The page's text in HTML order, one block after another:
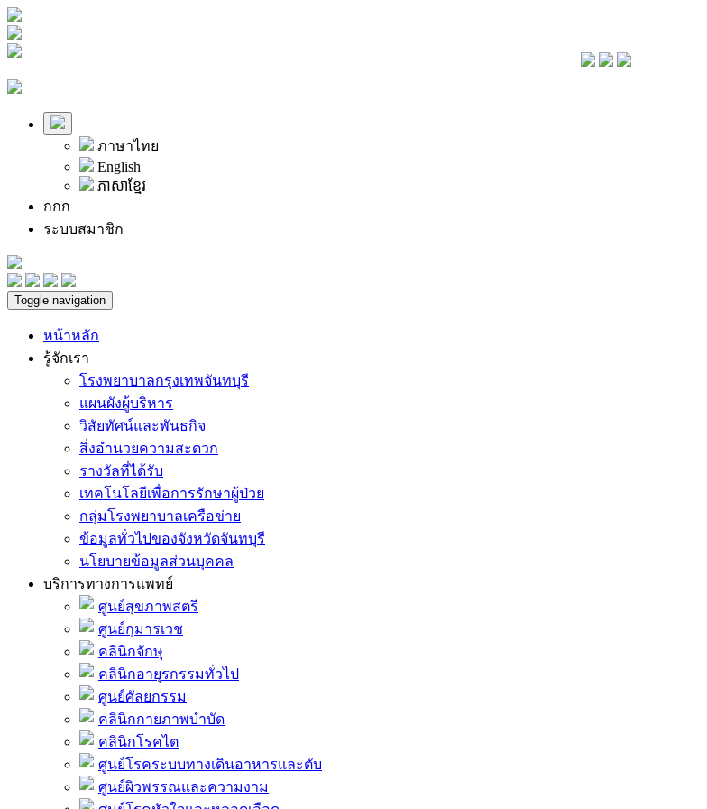
ภาษาไทย
English
ភាសាខ្មែរ
กกก
ระบบสมาชิก
Toggle navigation
หน้าหลัก
รู้จักเรา
โรงพยาบาลกรุงเทพจันทบุรี
แผนผังผู้บริหาร
วิสัยทัศน์และพันธกิจ
สิ่งอำนวยความสะดวก
รางวัลที่ได้รับ
เทคโนโลยีเพื่อการรักษาผู้ป่วย
กลุ่มโรงพยาบาลเครือข่าย
ข้อมูลทั่วไปของจังหวัดจันทบุรี
นโยบายข้อมูลส่วนบุคคล
บริการทางการแพทย์
ศูนย์สุขภาพสตรี
ศูนย์กุมารเวช
คลินิกจักษุ
คลินิกอายุรกรรมทั่วไป
ศูนย์ศัลยกรรม
คลินิกกายภาพบำบัด
คลินิกโรคไต
ศูนย์โรคระบบทางเดินอาหารและตับ
ศูนย์ผิวพรรณและความงาม